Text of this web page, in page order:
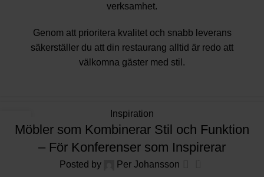
verksamhet.
Genom att prioritera kvalitet och snabb leverans
säkerställer du att din restaurang alltid är redo att
välkomna gäster med stil.
DEC
Inspiration
Möbler som Kombinerar Stil och Funktion
– För Konferenser som Inspirerar
Posted by Per Johansson